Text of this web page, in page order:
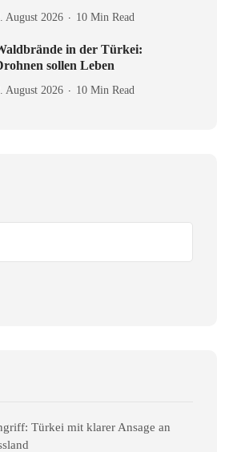
August 2026 10 Min Read
in der Türkei:
sollen Leben
August 2026 10 Min Read
Türkei mit klarer Ansage an